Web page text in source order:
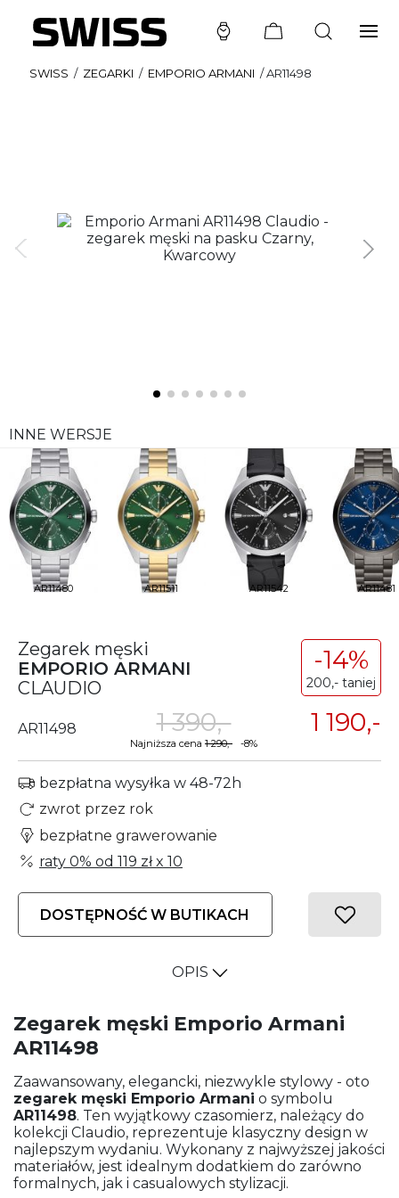
SWISS / ZEGARKI / EMPORIO ARMANI /AR11498
INNE WERSJE
AR11480 AR11511 AR11542 AR11481
Zegarek męski
EMPORIO ARMANI
CLAUDIO
-14%
200,- taniej
AR11498 1 190,-
1 390,-
Najniższa cena 1 290,- -8%
bezpłatna wysyłka w 48-72h
zwrot przez rok
bezpłatne grawerowanie
raty 0% od 119 złx 10
DOSTĘPNOŚĆ W BUTIKACH
OPIS
Zegarek męski Emporio Armani
AR11498
Zaawansowany, elegancki, niezwykle stylowy - oto
zegarek męski Emporio Armani o symbolu
AR11498. Ten wyjątkowy czasomierz, należący do
kolekcji Claudio, reprezentuje klasyczny design w
najlepszym wydaniu. Wykonany z najwyższej jakości
materiałów, jest idealnym dodatkiem do zarówno
formalnych, jak i casualowych stylizacji.